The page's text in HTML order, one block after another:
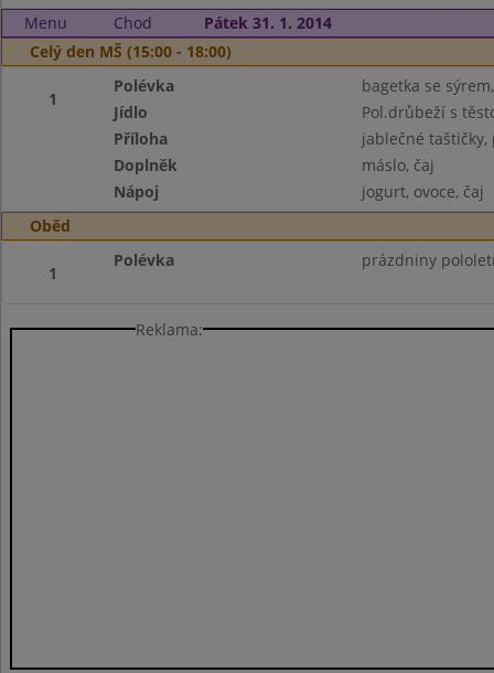
Menu
Chod
Pátek 31. 1. 2014
Celý den MŠ (15:00 - 18:00)
1
Polévka
bagetka se
Jídlo
Pol.drůbeží s
Příloha
jablečné
Doplněk
máslo, čaj
Nápoj
jogurt, ovoce, čaj
Oběd
1
Polévka prázdniny
Reklama: